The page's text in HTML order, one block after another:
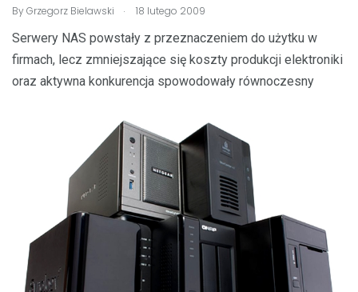
ByGrzegorz Bielawski . 18 lutego 2009
Serwery NAS powstały z przeznaczeniem do użytku w
firmach, lecz zmniejszające się koszty produkcji elektroniki
oraz aktywna konkurencja spowodowały równoczesny